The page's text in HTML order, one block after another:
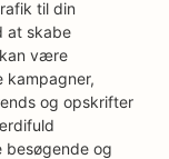
til din
at skabe
være
og opskrifter
og